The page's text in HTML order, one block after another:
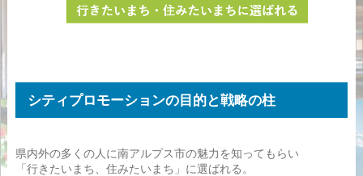
シティプロモーションの目的と戦略の柱
県内外の多くの人に南アルプス市の魅力を知ってもらい
「行きたいまち、住みたいまち」に選ばれる。